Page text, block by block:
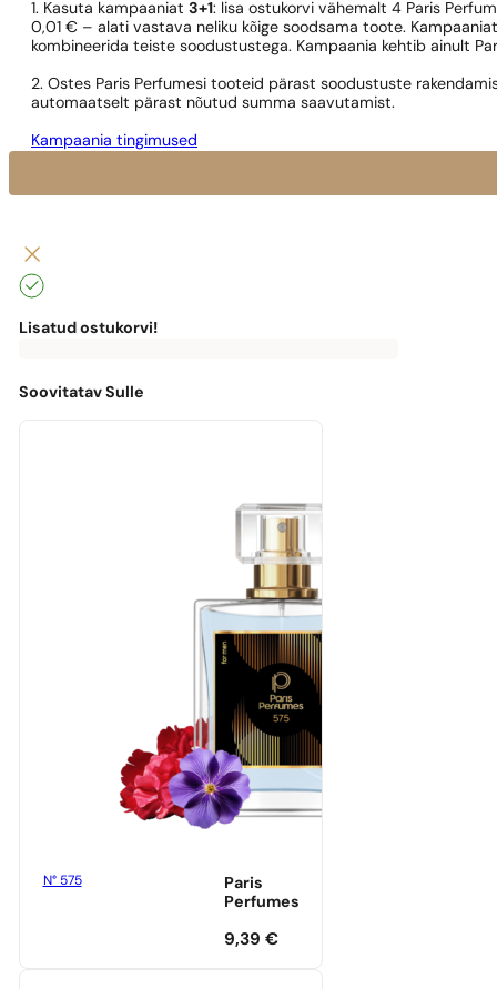
1. Kasuta kampaaniat 3+1: lisa ostukorvi vähemalt 4 Paris
0,01 € – alati vastava neliku kõige soodsama toote.
kombineerida teiste soodustustega. Kampaania kehtib ainult
2. Ostes Paris Perfumesi tooteid pärast soodustuste
automaatselt pärast nõutud summa saavutamist.
Kampaania tingimused
Lisatud ostukorvi!
puudu
0,00€
Soovitatav Sulle
N° 575
Paris
Perfumes
9,39 €